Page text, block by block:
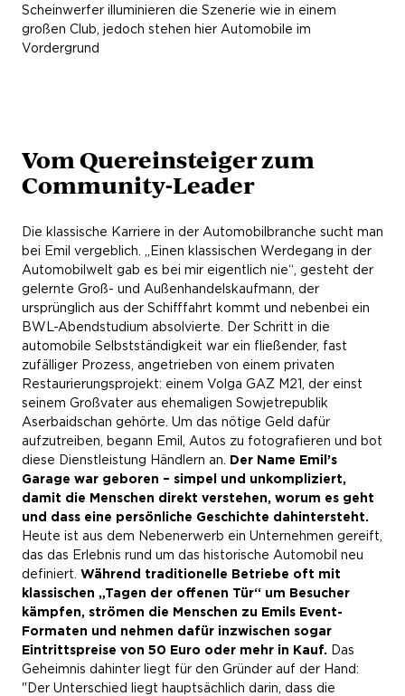
Scheinwerfer illuminieren die Szenerie wie in einem
großen Club, jedoch stehen hier Automobile im
Vordergrund
Vom Quereinsteiger zum
Community-Leader
Die klassische Karriere in der Automobilbranche sucht man
bei Emil vergeblich. „Einen klassischen Werdegang in der
Automobilwelt gab es bei mir eigentlich nie“, gesteht der
gelernte Groß- und Außenhandelskaufmann, der
ursprünglich aus der Schifffahrt kommt und nebenbei ein
BWL-Abendstudium absolvierte. Der Schritt in die
automobile Selbstständigkeit war ein fließender, fast
zufälliger Prozess, angetrieben von einem privaten
Restaurierungsprojekt: einem Volga GAZ M21, der einst
seinem Großvater aus ehemaligen Sowjetrepublik
Aserbaidschan gehörte. Um das nötige Geld dafür
aufzutreiben, begann Emil, Autos zu fotografieren und bot
diese Dienstleistung Händlern an. Der Name Emil’s
Garage war geboren – simpel und unkompliziert,
damit die Menschen direkt verstehen, worum es geht
und dass eine persönliche Geschichte dahintersteht.
Heute ist aus dem Nebenerwerb ein Unternehmen gereift,
das das Erlebnis rund um das historische Automobil neu
definiert. Während traditionelle Betriebe oft mit
klassischen „Tagen der offenen Tür“ um Besucher
kämpfen, strömen die Menschen zu Emils Event-
Formaten und nehmen dafür inzwischen sogar
Eintrittspreise von 50 Euro oder mehr in Kauf. Das
Geheimnis dahinter liegt für den Gründer auf der Hand:
"Der Unterschied liegt hauptsächlich darin, dass die